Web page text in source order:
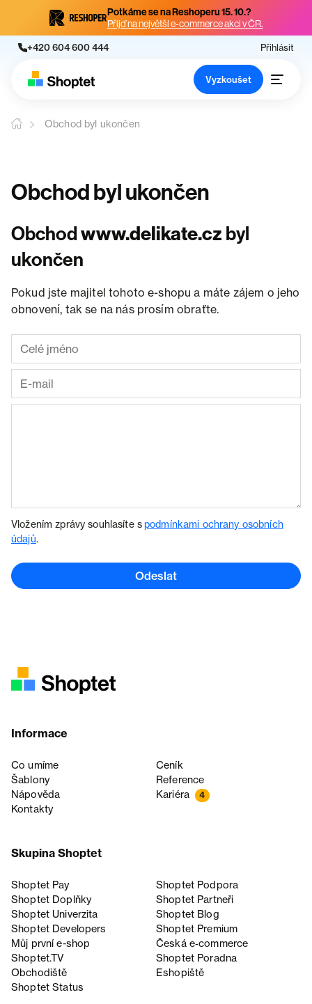
Potkáme se na Reshoperu 15. 10.?
Přijď na největší e-commerce akci v ČR.
+420 604 600 444 Přihlásit
Vyzkoušet
Obchod byl ukončen
Obchod byl ukončen
Obchodwww.delikate.cz byl
ukončen
Pokud jste majitel tohoto e-shopu a máte zájem o jeho
obnovení, tak se na nás prosím obraťte.
Vložením zprávy souhlasíte spodmínkami ochrany osobních
údajů.
Odeslat
Informace
Co umíme
Ceník
Šablony
Reference
Nápověda
Kariéra 4
Kontakty
Skupina Shoptet
Shoptet Pay
Shoptet Podpora
Shoptet Doplňky
Shoptet Partneři
Shoptet Univerzita
Shoptet Blog
Shoptet Developers
Shoptet Premium
Můj první e-shop
Česká e‑commerce
Shoptet.TV
Shoptet Poradna
Obchodiště
Eshopiště
Shoptet Status